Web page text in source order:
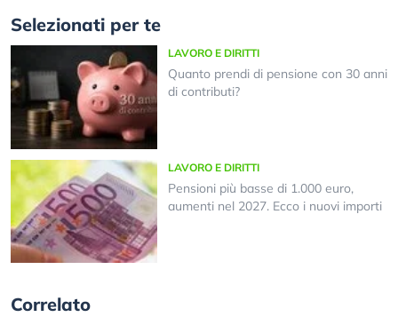
Selezionati per te
LAVORO E DIRITTI
Quanto prendi di pensione con 30 anni
di contributi?
LAVORO E DIRITTI
Pensioni più basse di 1.000 euro,
aumenti nel 2027. Ecco i nuovi importi
Correlato